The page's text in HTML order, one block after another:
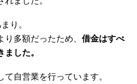
り。
多額だったため、 借金はすべ
した。
自営業を行っています。